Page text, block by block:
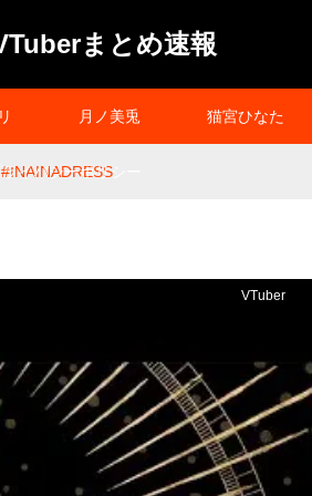
まとめ速報
月ノ美兎 猫宮ひなた
ライバシーポリシー
VTuber